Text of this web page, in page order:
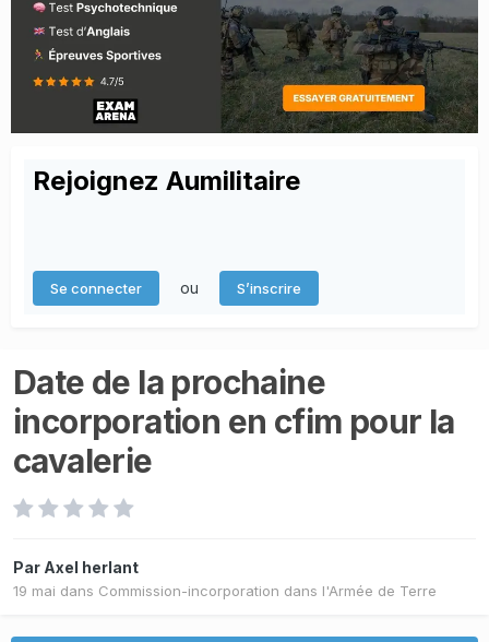
Rejoignez Aumilitaire
Se connecter ou S’inscrire
Date de la prochaine
incorporation en cfim pour la
cavalerie
Par Axel herlant
19 mai dans Commission-incorporation dans l'Armée de Terre